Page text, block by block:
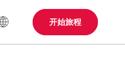
开始旅程